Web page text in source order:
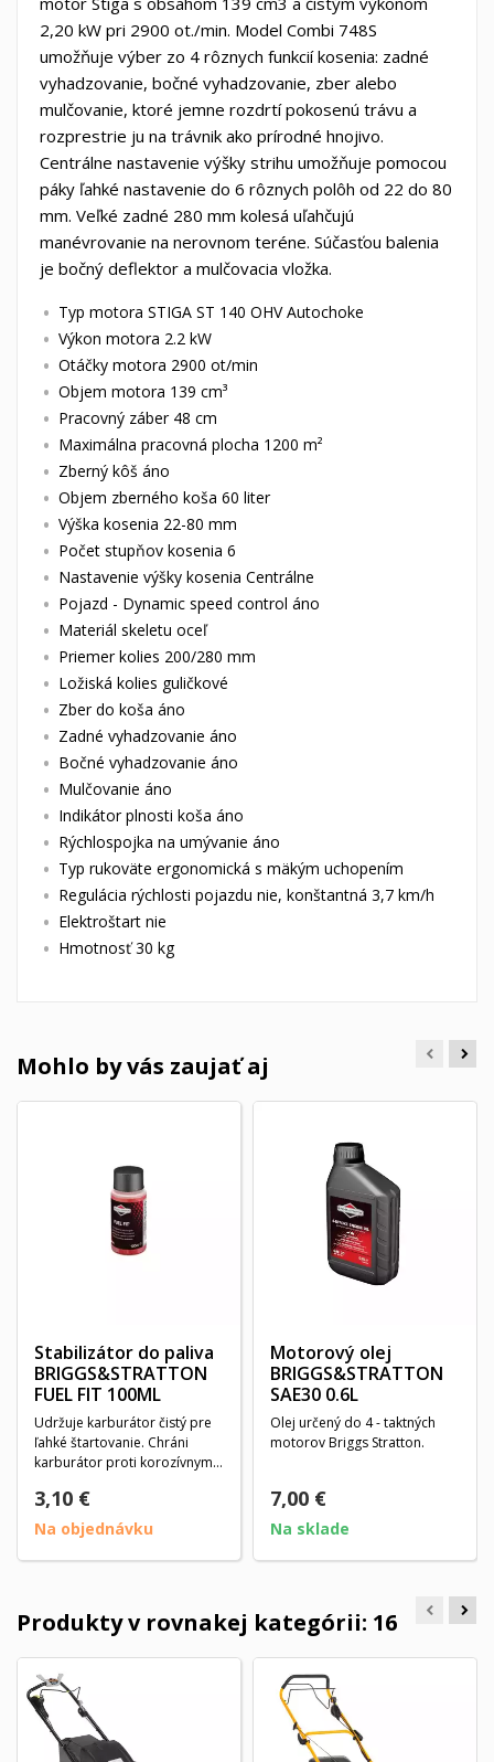
2,20 kW pri 2900 ot./min. Model Combi 748S
umožňuje výber zo 4 rôznych funkcií kosenia: zadné
vyhadzovanie, bočné vyhadzovanie, zber alebo
mulčovanie, ktoré jemne rozdrtí pokosenú trávu a
rozprestrie ju na trávnik ako prírodné hnojivo.
Centrálne nastavenie výšky strihu umožňuje pomocou
páky ľahké nastavenie do 6 rôznych polôh od 22 do 80
mm. Veľké zadné 280 mm kolesá uľahčujú
manévrovanie na nerovnom teréne. Súčasťou balenia
je bočný deflektor a mulčovacia vložka.
Typ motora STIGA ST 140 OHV Autochoke
Výkon motora 2.2 kW
Otáčky motora 2900 ot/min
Objem motora 139 cm³
Pracovný záber 48 cm
Maximálna pracovná plocha 1200 m²
Zberný kôš áno
Objem zberného koša 60 liter
Výška kosenia 22-80 mm
Počet stupňov kosenia 6
Nastavenie výšky kosenia Centrálne
Pojazd - Dynamic speed control áno
Materiál skeletu oceľ
Priemer kolies 200/280 mm
Ložiská kolies guličkové
Zber do koša áno
Zadné vyhadzovanie áno
Bočné vyhadzovanie áno
Mulčovanie áno
Indikátor plnosti koša áno
Rýchlospojka na umývanie áno
Typ rukoväte ergonomická s mäkým uchopením
Regulácia rýchlosti pojazdu nie, konštantná 3,7 km/h
Elektroštart nie
Hmotnosť 30 kg
Mohlo by vás zaujať aj
Stabilizátor do paliva
BRIGGS&STRATTON
FUEL FIT 100ML
Udržuje karburátor čistý pre
ľahké štartovanie. Chráni
karburátor proti korozívnym
3,10 €
Na objednávku
Motorový olej
BRIGGS&STRATTON
SAE30 0.6L
Olej určený do 4 - taktných
motorov Briggs Stratton.
7,00 €
Na sklade
Produkty v rovnakej kategórii: 16